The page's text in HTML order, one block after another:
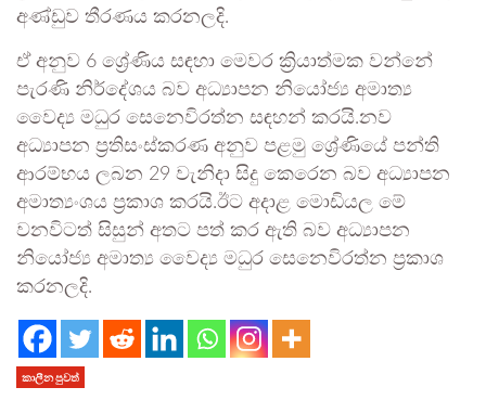
අණ්ඩුව තීරණය කරනලදි.
ඒ අනුව 6 ශ්‍රේණිය සඳහා මෙවර ක්‍රියාත්මක වන්නේ
පැරණි නිර්දේශය බව අධ්‍යාපන නියෝජ්‍ය අමාත්‍ය
වෛද්‍ය මධුර සෙනෙවිරත්න සඳහන් කරයි.නව
අධ්‍යාපන ප්‍රතිසංස්කරණ අනුව පළමු ශ්‍රේණියේ පන්ති
ආරම්භය ලබන 29 වැනිදා සිදු කෙරෙන බව අධ්‍යාපන
අමාත්‍යංශය ප්‍රකාශ කරයි.ඊට අදාළ මොඩියල මේ
වනවිටත් සිසුන් අතට පත් කර ඇති බව අධ්‍යාපන
නියෝජ්‍ය අමාත්‍ය වෛද්‍ය මධුර සෙනෙවිරත්න ප්‍රකාශ
කරනලදි.
කාලීන පුවත්